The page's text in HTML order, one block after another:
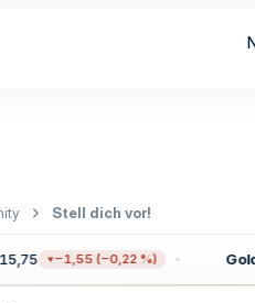
Stell dich vor!
−1,55 (−0,22 %) Gold